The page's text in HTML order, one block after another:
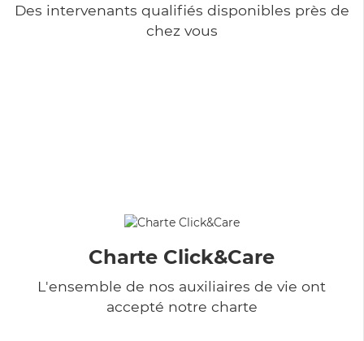
Des intervenants qualifiés disponibles près de
chez vous
Charte Click&Care
L'ensemble de nos auxiliaires de vie ont
accepté notre charte